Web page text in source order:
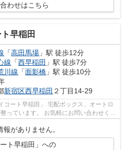
わせはこちら
早稲田
「高田馬場 」駅 徒歩12分
線 「西早稲田 」駅 徒歩7分
川線 「面影橋 」駅 徒歩10分
新宿区西早稲田 ２丁目14-29
コート早稲田」 宅配ボックス、オートロ
っています。 お気軽にお問い合わせくだ
報がありません。
ート早稲田」への